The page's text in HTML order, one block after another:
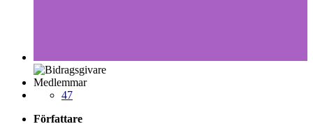
Medlemmar
47
Författare